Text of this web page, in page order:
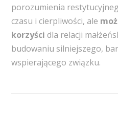
porozumienia
czasu i cierpliwości, ale
korzyści dla relacji
budowaniu silniejszego,
wspierającego związku.